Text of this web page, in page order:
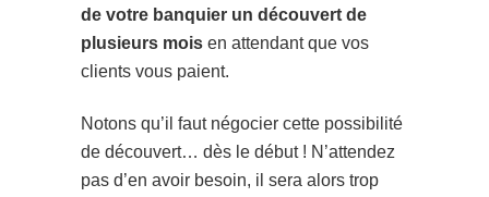
de votre banquier un découvert de
plusieurs mois en attendant que vos
clients vous paient.
Notons qu’il faut négocier cette possibilité
de découvert… dès le début ! N’attendez
pas d’en avoir besoin, il sera alors trop